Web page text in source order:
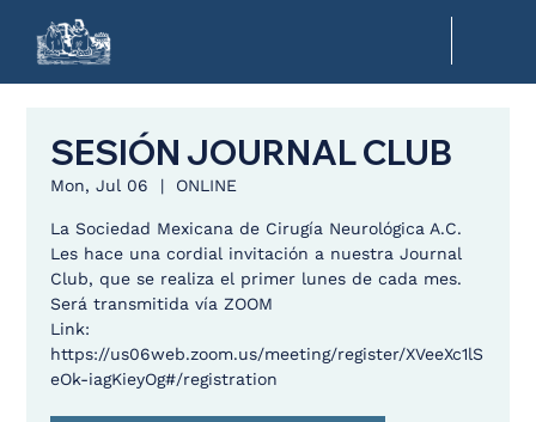
SESIÓN JOURNAL CLUB
Mon, Jul 06
  |
ONLINE
La Sociedad Mexicana de Cirugía Neurológica A.C.
Les hace una cordial invitación a nuestra Journal
Club, que se realiza el primer lunes de cada mes.
Será transmitida vía ZOOM
Link:
https://us06web.zoom.us/meeting/register/XVeeXc1lS
eOk-iagKieyOg#/registration